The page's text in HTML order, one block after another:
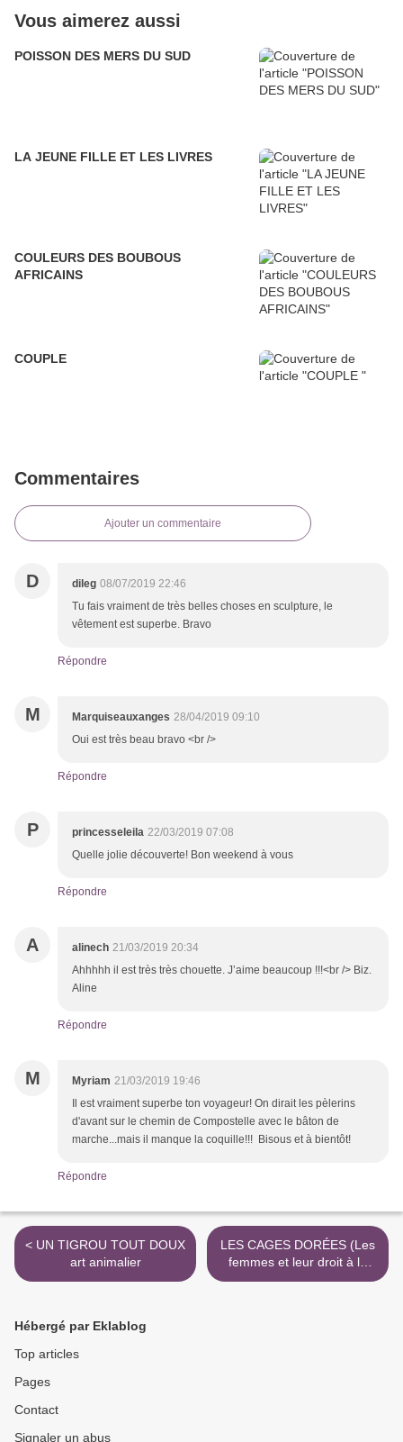
Vous aimerez aussi
POISSON DES MERS DU SUD
LA JEUNE FILLE ET LES LIVRES
COULEURS DES BOUBOUS
AFRICAINS
COUPLE
Commentaires
Ajouter un commentaire
D dileg 08/07/2019 22:46
Tu fais vraiment de très belles choses en sculpture, le
vêtement est superbe. Bravo
Répondre
M Marquiseauxanges 28/04/2019 09:10
Oui est très beau bravo <br />
Répondre
P princesseleila 22/03/2019 07:08
Quelle jolie découverte! Bon weekend à vous
Répondre
A alinech 21/03/2019 20:34
Ahhhhh il est très très chouette. J’aime beaucoup !!!<br /> Biz.
Aline
Répondre
M Myriam 21/03/2019 19:46
Il est vraiment superbe ton voyageur! On dirait les pèlerins
d'avant sur le chemin de Compostelle avec le bâton de
marche...mais il manque la coquille!!! Bisous et à bientôt!
Répondre
< UN TIGROU TOUT DOUX
art animalier
LES CAGES DORÉES (Les
femmes et leur droit à la
liberté) >
Hébergé par Eklablog
Top articles
Pages
Contact
Signaler un abus